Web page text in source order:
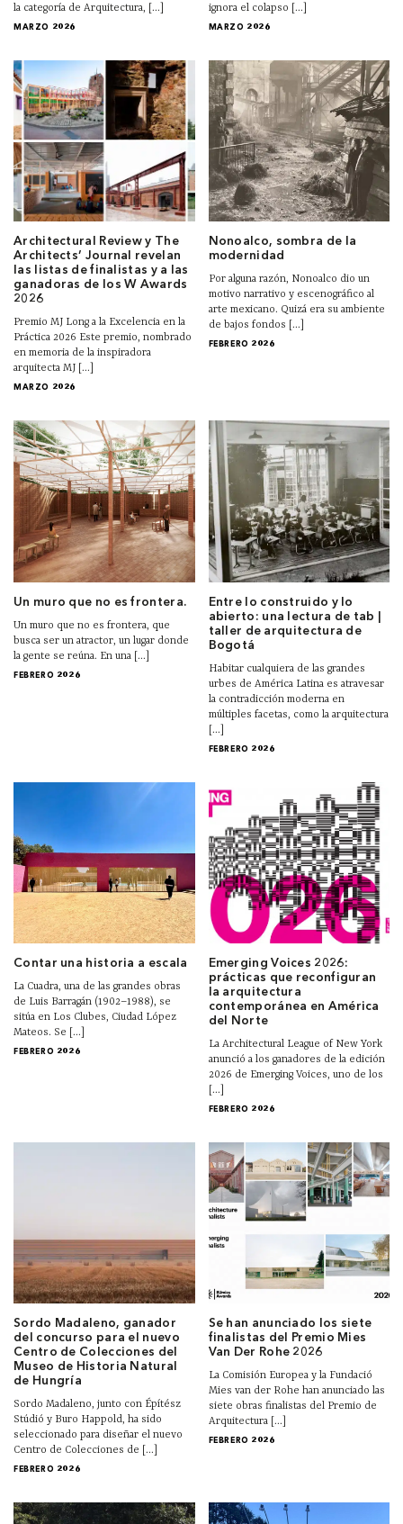
la categoría de Arquitectura, [...]
MARZO 2026
ignora el colapso [...]
MARZO 2026
Architectural Review y The
Architects’ Journal revelan
las listas de finalistas y a las
ganadoras de los W Awards
2026
Premio MJ Long a la Excelencia en la
Práctica 2026 Este premio, nombrado
en memoria de la inspiradora
arquitecta MJ [...]
MARZO 2026
Nonoalco, sombra de la
modernidad
Por alguna razón, Nonoalco dio un
motivo narrativo y escenográfico al
arte mexicano. Quizá era su ambiente
de bajos fondos [...]
FEBRERO 2026
Un muro que no es frontera.
Un muro que no es frontera, que
busca ser un atractor, un lugar donde
la gente se reúna. En una [...]
FEBRERO 2026
Entre lo construido y lo
abierto: una lectura de tab |
taller de arquitectura de
Bogotá
Habitar cualquiera de las grandes
urbes de América Latina es atravesar
la contradicción moderna en
múltiples facetas, como la arquitectura
[...]
FEBRERO 2026
Contar una historia a escala
La Cuadra, una de las grandes obras
de Luis Barragán (1902–1988), se
sitúa en Los Clubes, Ciudad López
Mateos. Se [...]
FEBRERO 2026
Emerging Voices 2026:
prácticas que reconfiguran
la arquitectura
contemporánea en América
del Norte
La Architectural League of New York
anunció a los ganadores de la edición
2026 de Emerging Voices, uno de los
[...]
FEBRERO 2026
Sordo Madaleno, ganador
del concurso para el nuevo
Centro de Colecciones del
Museo de Historia Natural
de Hungría
Sordo Madaleno, junto con Építész
Stúdió y Buro Happold, ha sido
seleccionado para diseñar el nuevo
Centro de Colecciones de [...]
FEBRERO 2026
Se han anunciado los siete
finalistas del Premio Mies
Van Der Rohe 2026
La Comisión Europea y la Fundació
Mies van der Rohe han anunciado las
siete obras finalistas del Premio de
Arquitectura [...]
FEBRERO 2026